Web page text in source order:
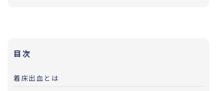
目次
着床出血とは